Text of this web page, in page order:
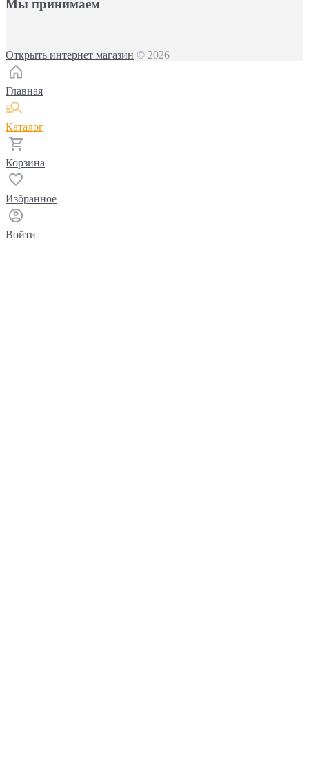
Мы принимаем
Открыть интернет магазин © 2026
Главная
Каталог
Корзина
Избранное
Войти